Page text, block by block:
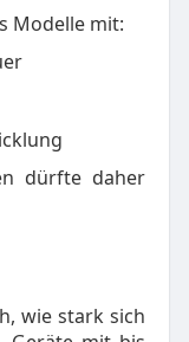
Modelle mit:
dürfte daher
wie stark sich